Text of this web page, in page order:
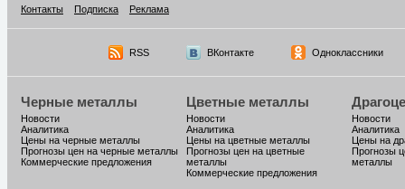
Контакты
Подписка Реклама
RSS ВКонтакте Одноклассники
Черные металлы
Новости
Аналитика
Цены на черные металлы
Прогнозы цен на черные металлы
Коммерческие предложения
Цветные металлы
Новости
Аналитика
Цены на цветные металлы
Прогнозы цен на цветные
металлы
Коммерческие предложения
Новости
Аналитика
Цены на
Прогнозы
металлы